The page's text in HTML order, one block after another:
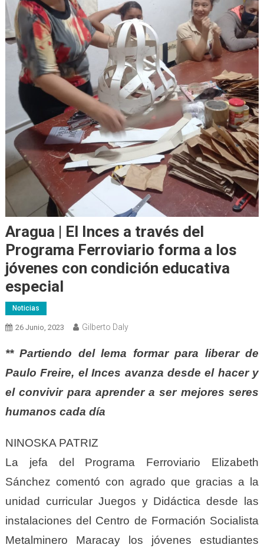
Aragua | El Inces a través del
Programa Ferroviario forma a los
jóvenes con condición educativa
especial
Noticias
26 Junio, 2023 Gilberto Daly
** Partiendo del lema formar para liberar de
Paulo Freire, el Inces avanza desde el hacer y
el convivir para aprender a ser mejores seres
humanos cada día
NINOSKA PATRIZ
La jefa del Programa Ferroviario Elizabeth
Sánchez comentó con agrado que gracias a la
unidad curricular Juegos y Didáctica desde las
instalaciones del Centro de Formación Socialista
Metalminero Maracay los jóvenes estudiantes